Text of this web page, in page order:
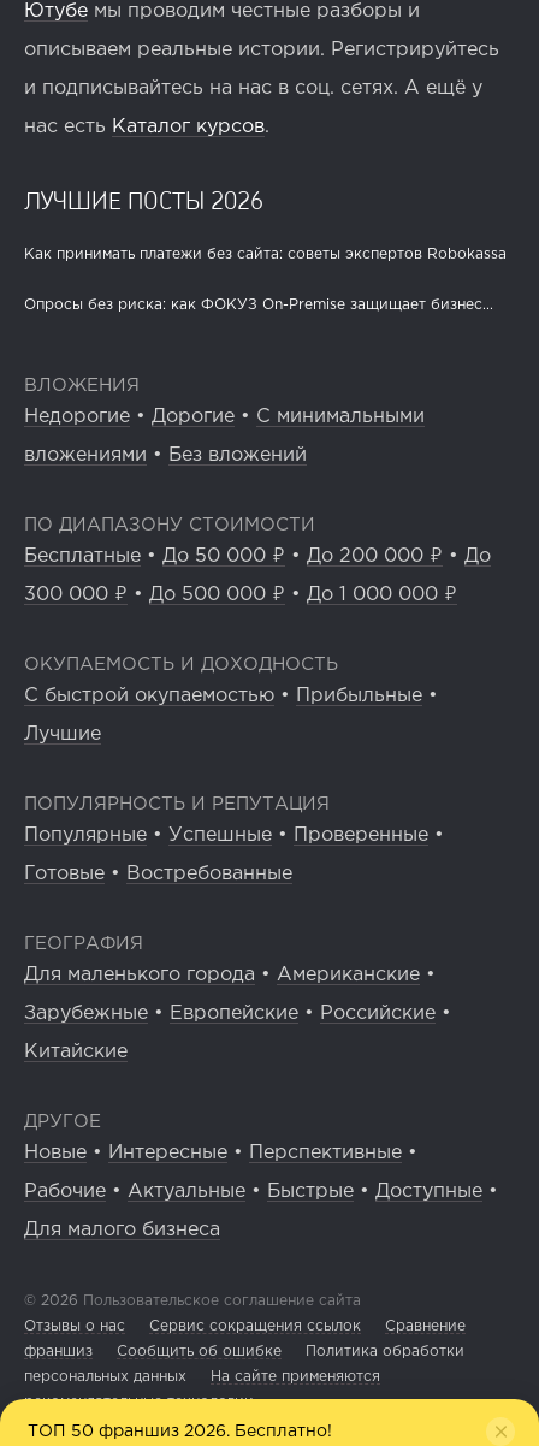
Ютубе мы проводим честные разборы и
описываем реальные истории. Регистрируйтесь
и подписывайтесь на нас в соц. сетях. А ещё у
нас есть Каталог курсов.
ЛУЧШИЕ ПОСТЫ 2026
Как принимать платежи без сайта: советы экспертов Robokassa
Опросы без риска: как ФОКУЗ On-Premise защищает бизнес...
ВЛОЖЕНИЯ
Недорогие • Дорогие • С минимальными
вложениями • Без вложений
ПО ДИАПАЗОНУ СТОИМОСТИ
Бесплатные • До 50 000 ₽ • До 200 000 ₽ • До
300 000 ₽ • До 500 000 ₽ • До 1 000 000 ₽
ОКУПАЕМОСТЬ И ДОХОДНОСТЬ
С быстрой окупаемостью • Прибыльные •
Лучшие
ПОПУЛЯРНОСТЬ И РЕПУТАЦИЯ
Популярные • Успешные • Проверенные •
Готовые • Востребованные
ГЕОГРАФИЯ
Для маленького города • Американские •
Зарубежные • Европейские • Российские •
Китайские
ДРУГОЕ
Новые • Интересные • Перспективные •
Рабочие • Актуальные • Быстрые • Доступные •
Для малого бизнеса
© 2026 Пользовательское соглашение сайта
Отзывы о нас
Сервис сокращения ссылок
Сравнение
франшиз
Сообщить об ошибке
Политика обработки
персональных данных
На сайте применяются
рекомендательные технологии
ТОП 50 франшиз 2026. Бесплатно!